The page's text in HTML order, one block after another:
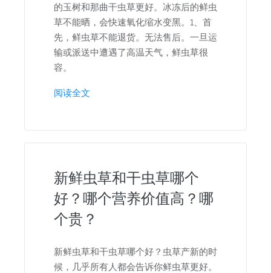
的玉树和那曲干虫草更好。冰冻后的鲜虫
草不能晒，会快速氧化缩水变黑。1、首
先，鲜虫草不能退货。无法售后。一旦运
输或派送中遭遇了高温天气，鲜虫草很
容。
阅读全文
新鲜虫草和干虫草哪个
好？哪个营养价值高？哪
个贵？
新鲜虫草和干虫草哪个好？虫草产新的时
候，几乎所有人都会告诉你鲜虫草更好。